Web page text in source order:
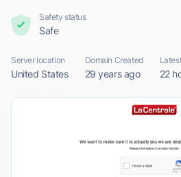
Safety status
Safe
Server location
United States
Domain Created
29 years ago 22